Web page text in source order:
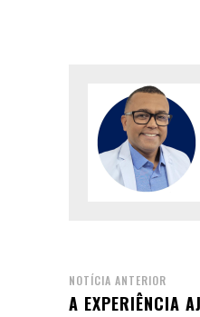
NOTÍCIA ANTERIOR
A EXPERIÊNCIA